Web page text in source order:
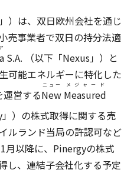
）は、双日欧州会社を通じ
売事業者で双日の持分法適
S.A. （以下「Nexus」）と
可能エネルギーに特化した
運営するNew
ニュー
Measured
メジャード
）の株式取得に関する売
ルランド当局の許認可など
月以降に、Pinergyの株式
し、連結子会社化する予定